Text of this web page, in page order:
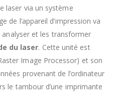
laser via un système
de l’appareil d’impression va
et les transformer
du laser. Cette unité est
Image Processor) et son
provenant de l’ordinateur
le tambour d’une imprimante